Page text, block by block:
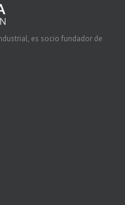
es socio fundador de